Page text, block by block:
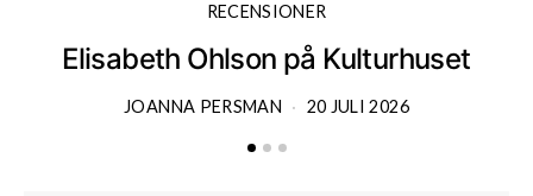
RECENSIONER
Elisabeth Ohlson på Kulturhuset
JOANNA PERSMAN 20 JULI 2026